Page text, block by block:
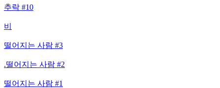
추락 #10
비
떨어지는 사람 #3
.떨어지는 사람 #2
떨어지는 사람 #1